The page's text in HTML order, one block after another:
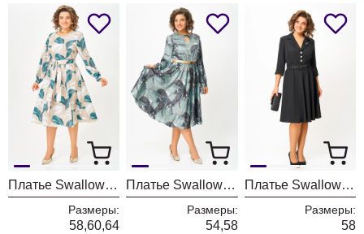
Платье Swallow 885-2 бежевый + голубой принт
Размеры:
58,60,64
Платье Swallow 707-1
Размеры:
54,58
Платье Swallow 873
Размеры:
58